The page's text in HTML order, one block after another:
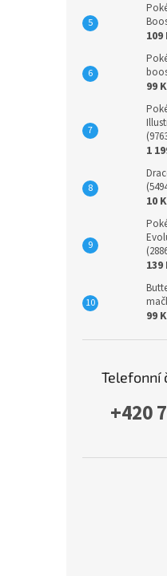
109
99
1
10
139
99
Telefonní
+420